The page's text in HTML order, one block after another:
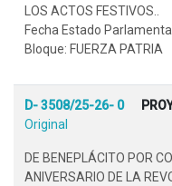
LOS ACTOS FESTIVOS..
Fecha Estado
Bloque: FUERZA PATRIA
D- 3508/25-26- 0
Original
DE BENEPLÁCITO POR
ANIVERSARIO DE LA